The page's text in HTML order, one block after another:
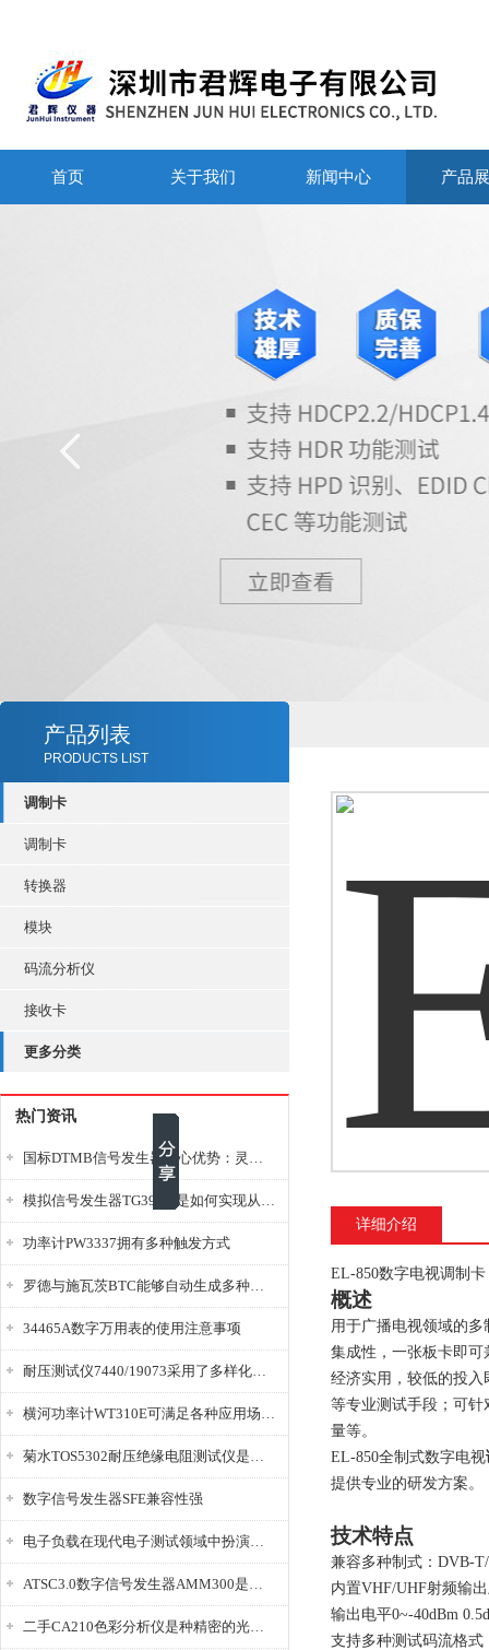
首页 关于我们 新闻中心 产品
产品列表
PRODUCTS LIST
调制卡
调制卡
转换器
模块
码流分析仪
接收卡
更多分类
热门资讯
国标DTMB信号发生器核心优势：灵活性与准确性的结合
模拟信号发生器TG39BX是如何实现从直流到交流的波形转换?
功率计PW3337拥有多种触发方式
罗德与施瓦茨BTC能够自动生成多种音视频信号
34465A数字万用表的使用注意事项
耐压测试仪7440/19073采用了多样化的功能设计
横河功率计WT310E可满足各种应用场景的需求
菊水TOS5302耐压绝缘电阻测试仪是种重要的电气安全检测设备
数字信号发生器SFE兼容性强
电子负载在现代电子测试领域中扮演着重要的角色
ATSC3.0数字信号发生器AMM300是能够产生各种数字信号的电子设备
二手CA210色彩分析仪是种精密的光学测量仪器
详细介绍
EL-850数字电视调制
概述
用于广播电视领域的
集成性，一张板卡即
经济实用，较低的投
等专业测试手段；可
量等。
EL-850全制式数字电视
提供专业的研发方案。
技术特点
兼容多种制式：DVB-
内置VHF/UHF射频输
输出电平0~-40dBm
支持多种测试码流格式